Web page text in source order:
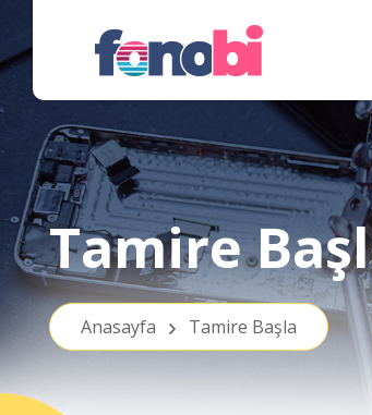
Tamire
Anasayfa Tamire Başla